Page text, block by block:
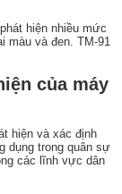
hiện nhiều mức
màu và đen. TM-91
của máy
hiện và xác định
dụng trong quân sự
các lĩnh vực dân